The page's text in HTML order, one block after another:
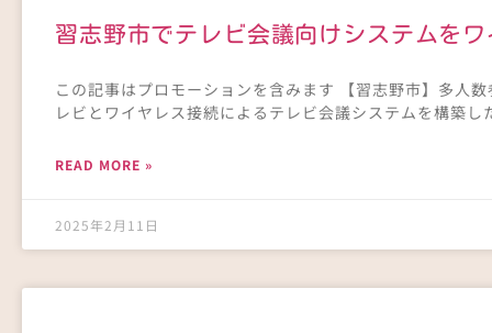
習志野市でテレビ会議向けシステムを
この記事はプロモーションを含みます 【習志野市】多人
レビとワイヤレス接続によるテレビ会議システムを構築
READ MORE »
2025年2月11日